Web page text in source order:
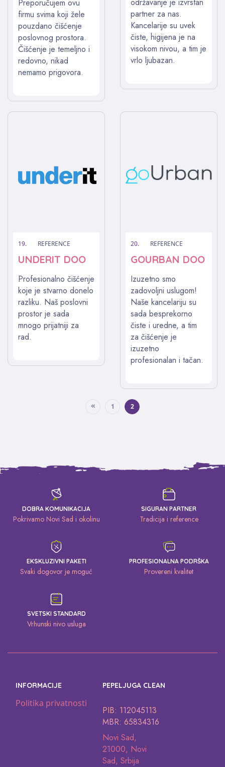
Preporučujem ovu
firmu svima koji žele
pouzdano čišćenje
poslovnog prostora.
Čišćenje je temeljno i
redovno, nikad
nemamo prigovora.
partner za nas.
Kancelarije su uvek
čiste, higijena je na
visokom nivou, a tim je
vrlo ljubazan.
19. REFERENCE
UNDERIT DOO
Profesionalno čišćenje
koje je stvarno donelo
razliku. Naš poslovni
prostor je sada
mnogo prijatniji za
rad.
20. REFERENCE
GOURBAN DOO
Izuzetno smo
zadovoljni uslugom!
Naše kancelariju su
sada besprekorno
čiste i uredne, a tim
za čišćenje je
izuzetno
profesionalan i tačan.
1 2
DOBRA KOMUNIKACIJA
Pokrivamo Novi Sad i okolinu
SIGURAN PARTNER
Tradicija i reference
EKSKLUZIVNI PAKETI
Svaki dogovor je moguć
PROFESIONALNA PODRŠKA
Provereni kvalitet
SVETSKI STANDARD
Vrhunski nivo usluga
INFORMACIJE
Politika privatnosti
PEPELJUGA CLEAN
PIB: 112045113
MBR: 65834316
Novi Sad,
21000, Novi
Sad, Srbija